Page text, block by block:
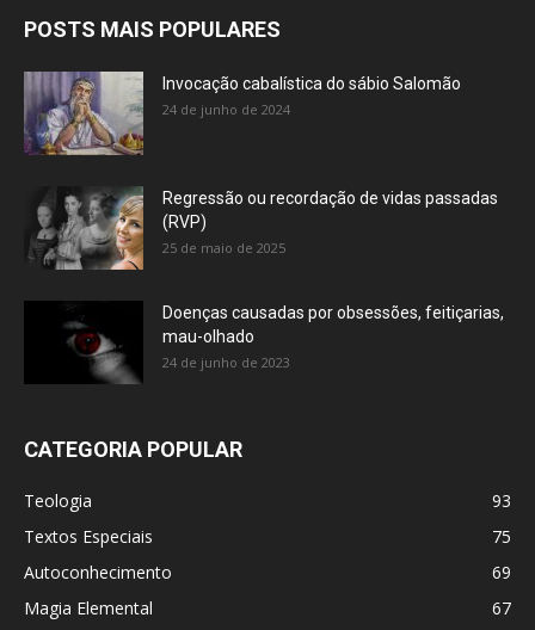
POSTS MAIS POPULARES
Invocação cabalística do sábio Salomão
24 de junho de 2024
Regressão ou recordação de vidas passadas
(RVP)
25 de maio de 2025
Doenças causadas por obsessões, feitiçarias,
mau-olhado
24 de junho de 2023
CATEGORIA POPULAR
Teologia
93
Textos Especiais
75
Autoconhecimento
69
Magia Elemental
67